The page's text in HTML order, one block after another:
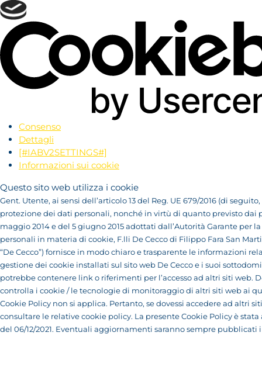
Consenso
Dettagli
[#IABV2SETTINGS#]
Informazioni sui cookie
Questo sito web utilizza i cookie
Gent. Utente, ai sensi dell’articolo 13 del Reg. UE 679/2016 (di seguito,
protezione dei dati personali, nonché in virtù di quanto previsto dai
maggio 2014 e del 5 giugno 2015 adottati dall’Autorità Garante per
personali in materia di cookie, F.lli De Cecco di Filippo Fara San
“De Cecco”) fornisce in modo chiaro e trasparente le informazioni
gestione dei cookie installati sul sito web De Cecco e i suoi
potrebbe contenere link o riferimenti per l’accesso ad altri siti web.
controlla i cookie / le tecnologie di monitoraggio di altri siti web ai
Cookie Policy non si applica. Pertanto, se dovessi accedere ad altri
consultare le relative cookie policy. La presente Cookie Policy è
del 06/12/2021. Eventuali aggiornamenti saranno sempre pubblicati